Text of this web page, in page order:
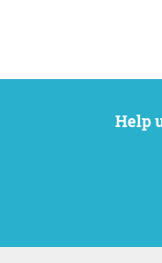
Help us to strengthen citizen participation. We want to support your petition to get the attention it deserves while remaining an